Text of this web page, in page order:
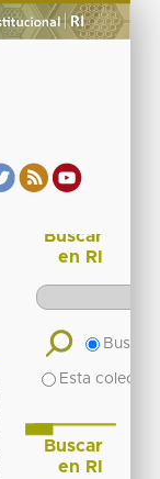
Buscar
en RI
Buscar
Esta
Buscar
en RI